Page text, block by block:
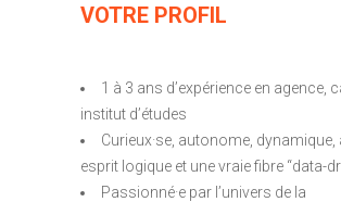
VOTRE PROFIL
1 à 3 ans d’expérience en agence,
institut d’études
Curieux·se, autonome, dynamique,
esprit logique et une vraie fibre “data-
Passionné·e par l’univers de la